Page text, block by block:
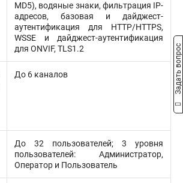
MD5), водяные знаки, фильтрация IP-
адресов, базовая и дайджест-
аутентификация для HTTP/HTTPS,
WSSE и дайджест-аутентификация
для ONVIF, TLS1.2
До 6 каналов
До 32 пользователей; 3 уровня
пользователей: Администратор,
Оператор и Пользователь
Задать вопрос